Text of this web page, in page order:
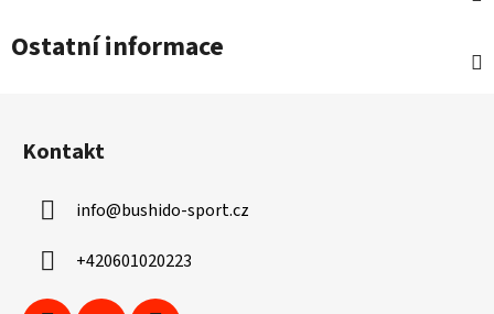
Ostatní informace
Kontakt
info@bushido-sport.cz
+420601020223